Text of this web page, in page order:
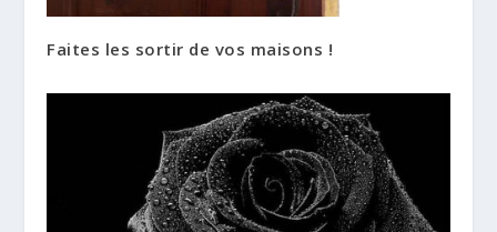
Faites les sortir de vos maisons !